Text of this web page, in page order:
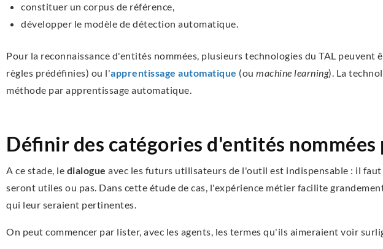
constituer un corpus de référence,
développer le modèle de détection automatique.
Pour la reconnaissance d'entités nommées, plusieurs technologies du TAL peuvent
règles prédéfinies) ou l'apprentissage automatique (ou machine learning). La
méthode par apprentissage automatique.
Définir des catégories d'entités
A ce stade, le dialogue avec les futurs utilisateurs de l'outil est indispensable : il
seront utiles ou pas. Dans cette étude de cas, l'expérience métier facilite
qui leur seraient pertinentes.
On peut commencer par lister, avec les agents, les termes qu'ils aimeraient voir